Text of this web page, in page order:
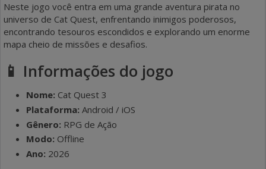
Neste jogo você entra em uma grande aventura pirata no
universo de Cat Quest, enfrentando inimigos poderosos,
encontrando tesouros escondidos e explorando um enorme
mapa cheio de missões e desafios.
📱 Informações do jogo
Nome: Cat Quest 3
Plataforma: Android / iOS
Gênero: RPG de Ação
Modo: Offline
Ano: 2026